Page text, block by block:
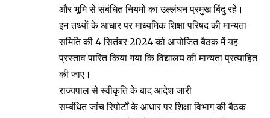
और भूमि से संबंधित नियमों का उल्लंघन प्रमुख बिंदु रहे।
इन तथ्यों के आधार पर माध्यमिक शिक्षा परिषद की मान्यता
समिति की 4 सितंबर 2024 को आयोजित बैठक में यह
प्रस्ताव पारित किया गया कि विद्यालय की मान्यता प्रत्याहित
की जाए।
राज्यपाल से स्वीकृति के बाद आदेश जारी
सम्बंधित जांच रिपोर्टों के आधार पर शिक्षा विभाग की बैठक